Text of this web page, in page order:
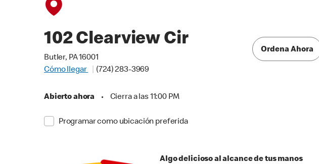
102 Clearview Cir
Butler, PA 16001
Cómo llegar
(724) 283-3969
Abierto ahora • Cierra a las 11:00 PM
Programar como ubicación preferida
Ordena Ahora
Algo delicioso al alcance de tus manos